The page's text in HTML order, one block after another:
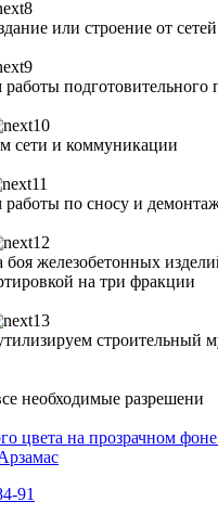
или строение от
подготовительного
сети и коммуникации
по сносу и
боя железобетонных
на три фракции
строительный
необходимые разрешени
91